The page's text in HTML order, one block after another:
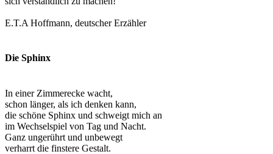
E.T.A Hoffmann, deutscher Erzähler
Die Sphinx
In einer Zimmerecke wacht,
schon länger, als ich denken kann,
die schöne Sphinx und schweigt mich an
im Wechselspiel von Tag und Nacht.
Ganz ungerührt und unbewegt
verharrt die finstere Gestalt.